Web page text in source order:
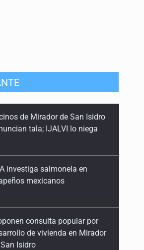
de Mirador de San Isidro
tala; IJALVI lo niega
investiga salmonela en
mexicanos
consulta popular por
de vivienda en Mirador
Isidro